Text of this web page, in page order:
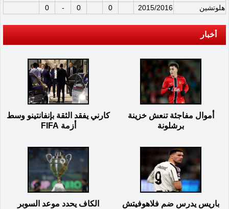
هلوتشين
2015/2016
0
0
-
0
أخبار
أموال مفاجئة تنعش خزينة
برشلونة
كارني يفقد الثقة بإنفانتينو وسط
أزمة FIFA
باريس يدرس ضم فلاهوفيتش
الكاف يحدد موعد السوبر